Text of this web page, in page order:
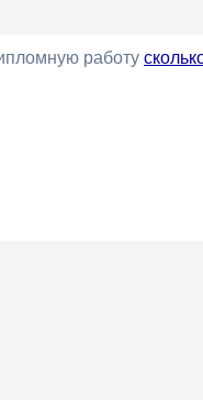
работу